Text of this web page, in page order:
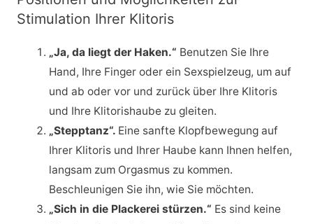
Stimulation Ihrer Klitoris
„Ja, da liegt der Haken.“ Benutzen Sie Ihre
Hand, Ihre Finger oder ein Sexspielzeug, um auf
und ab oder vor und zurück über Ihre Klitoris
und Ihre Klitorishaube zu gleiten.
„Stepptanz“. Eine sanfte Klopfbewegung auf
Ihrer Klitoris und Ihrer Haube kann Ihnen helfen,
langsam zum Orgasmus zu kommen.
Beschleunigen Sie ihn, wie Sie möchten.
„Sich in die Plackerei stürzen.“ Es sind keine